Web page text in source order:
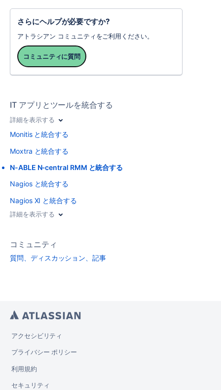
さらにヘルプが必要ですか?
アトラシアン コミュニティをご利用ください。
コミュニティに質問
IT アプリとツールを統合する
詳細を表示する
Monitis と統合する
Moxtra と統合する
N-ABLE N‑central RMM と統合する
Nagios と統合する
Nagios XI と統合する
詳細を表示する
コミュニティ
質問、ディスカッション、記事
アクセシビリティ
プライバシー ポリシー
利用規約
セキュリティ